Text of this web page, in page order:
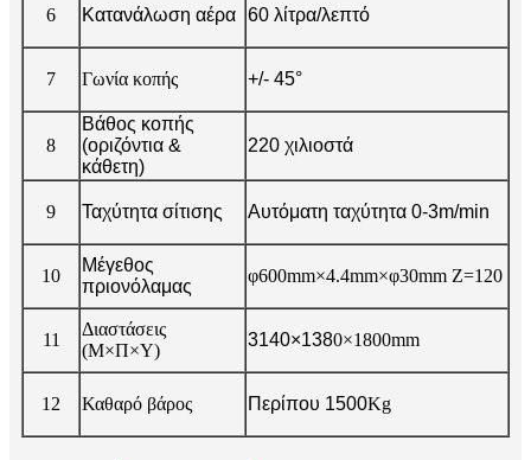
6 Κατανάλωση αέρα 60 λίτρα/λεπτό
7 Γωνία κοπής +/- 45°
8
Βάθος κοπής
(οριζόντια &
κάθετη)
220 χιλιοστά
9 Ταχύτητα σίτισης Αυτόματη ταχύτητα 0-3m/min
10
Μέγεθος
πριονόλαμας
φ600mm×4.4mm×φ30mm Z=120
11
Διαστάσεις
(Μ×Π×Υ)
3140×1380×1800mm
12 Καθαρό βάρος Περίπου 1500Kg